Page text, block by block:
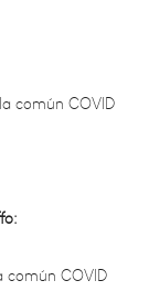
COVID
COVID